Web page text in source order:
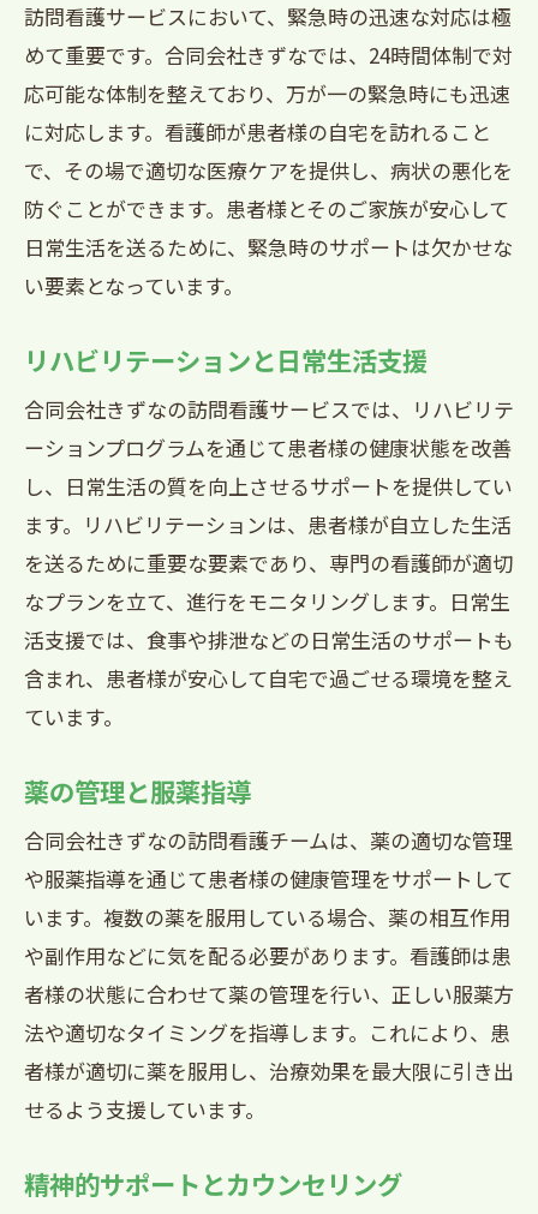
訪問看護サービスにおいて、緊急時の迅速な対応は極
めて重要です。合同会社きずなでは、24時間体制で対
応可能な体制を整えており、万が一の緊急時にも迅速
に対応します。看護師が患者様の自宅を訪れること
で、その場で適切な医療ケアを提供し、病状の悪化を
防ぐことができます。患者様とそのご家族が安心して
日常生活を送るために、緊急時のサポートは欠かせな
い要素となっています。
リハビリテーションと日常生活支援
合同会社きずなの訪問看護サービスでは、リハビリテ
ーションプログラムを通じて患者様の健康状態を改善
し、日常生活の質を向上させるサポートを提供してい
ます。リハビリテーションは、患者様が自立した生活
を送るために重要な要素であり、専門の看護師が適切
なプランを立て、進行をモニタリングします。日常生
活支援では、食事や排泄などの日常生活のサポートも
含まれ、患者様が安心して自宅で過ごせる環境を整え
ています。
薬の管理と服薬指導
合同会社きずなの訪問看護チームは、薬の適切な管理
や服薬指導を通じて患者様の健康管理をサポートして
います。複数の薬を服用している場合、薬の相互作用
や副作用などに気を配る必要があります。看護師は患
者様の状態に合わせて薬の管理を行い、正しい服薬方
法や適切なタイミングを指導します。これにより、患
者様が適切に薬を服用し、治療効果を最大限に引き出
せるよう支援しています。
精神的サポートとカウンセリング